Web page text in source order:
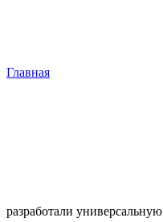
Главная
разработали